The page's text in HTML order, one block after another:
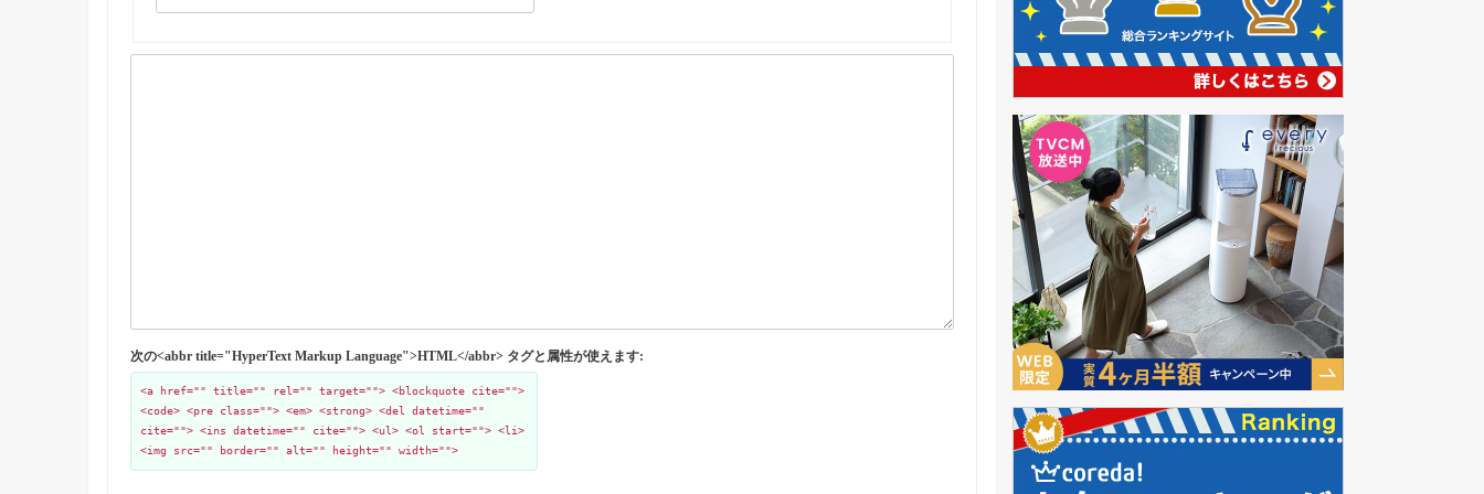
次の<abbr title="HyperText Markup Language">HTML</abbr> タグと属性が使えます:
<a href="" title="" rel="" target=""> <blockquote cite="">
<code> <pre class=""> <em> <strong> <del datetime=""
cite=""> <ins datetime="" cite=""> <ul> <ol start=""> <li>
<img src="" border="" alt="" height="" width="">